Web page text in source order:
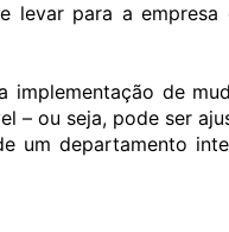
levar para a
de
– ou seja, pode ser
um departamento